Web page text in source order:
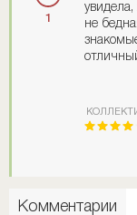
1
не
Комментарии